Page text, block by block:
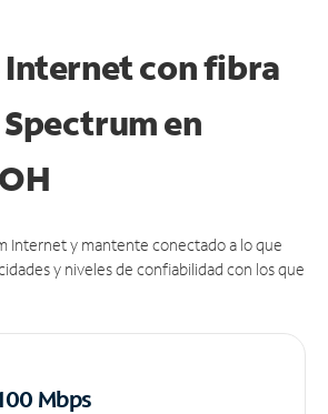
Internet con fibra
en
Internet y mantente conectado a lo que
y niveles de confiabilidad con los que
Mbps